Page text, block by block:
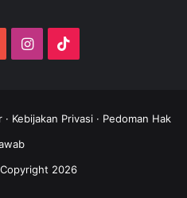
Instagram
· Kebijakan Privasi · Pedoman Hak
2026